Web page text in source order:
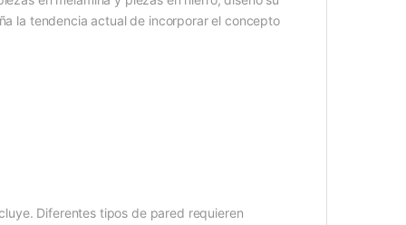
la tendencia actual de incorporar el concepto
Diferentes tipos de pared requieren